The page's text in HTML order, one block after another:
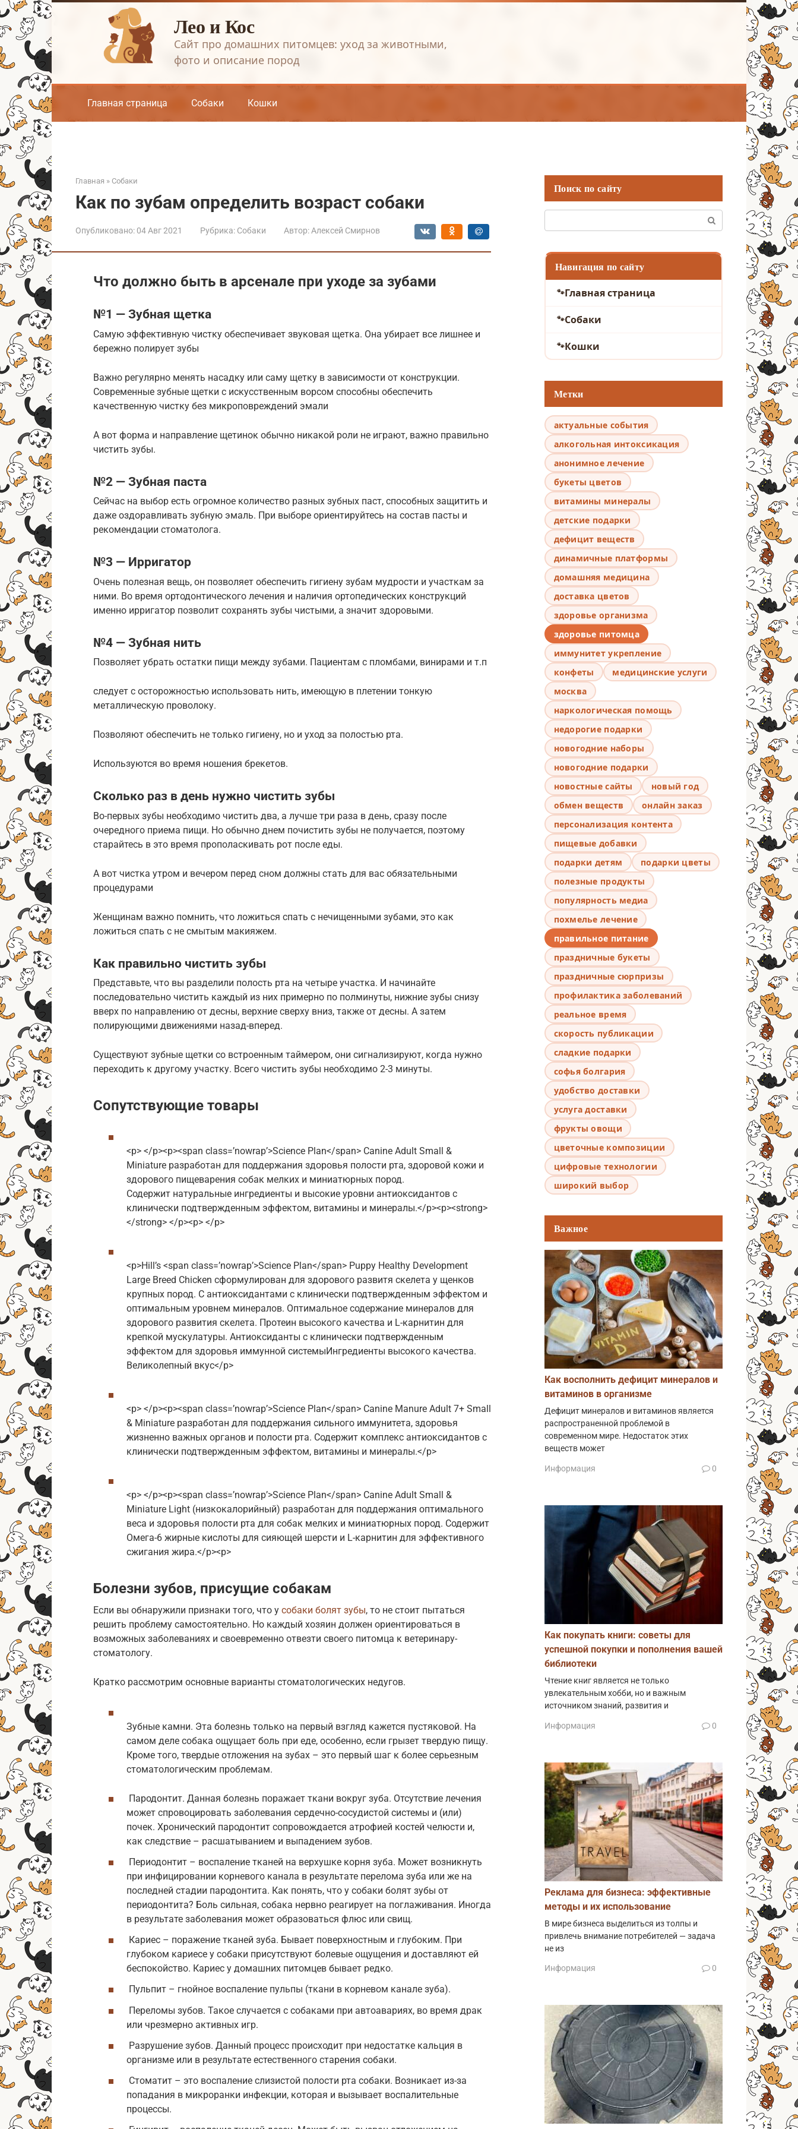
Перейти
к
контенту
Лео и Кос
Сайт про домашних питомцев: уход за животными,
фото и описание пород
Главная страница Собаки Кошки
Главная » Собаки
Как по зубам определить возраст собаки
Опубликовано: 04 Авг 2021 Рубрика: Собаки Автор: Алексей Смирнов
Что должно быть в арсенале при уходе за зубами
№1 — Зубная щетка
Самую эффективную чистку обеспечивает звуковая щетка. Она убирает все лишнее и
бережно полирует зубы
Важно регулярно менять насадку или саму щетку в зависимости от конструкции.
Современные зубные щетки с искусственным ворсом способны обеспечить
качественную чистку без микроповреждений эмали
А вот форма и направление щетинок обычно никакой роли не играют, важно правильно
чистить зубы.
№2 — Зубная паста
Сейчас на выбор есть огромное количество разных зубных паст, способных защитить и
даже оздоравливать зубную эмаль. При выборе ориентируйтесь на состав пасты и
рекомендации стоматолога.
№3 — Ирригатор
Очень полезная вещь, он позволяет обеспечить гигиену зубам мудрости и участкам за
ними. Во время ортодонтического лечения и наличия ортопедических конструкций
именно ирригатор позволит сохранять зубы чистыми, а значит здоровыми.
№4 — Зубная нить
Позволяет убрать остатки пищи между зубами. Пациентам с пломбами, винирами и т.п
следует с осторожностью использовать нить, имеющую в плетении тонкую
металлическую проволоку.
Позволяют обеспечить не только гигиену, но и уход за полостью рта.
Используются во время ношения брекетов.
Сколько раз в день нужно чистить зубы
Во-первых зубы необходимо чистить два, а лучше три раза в день, сразу после
очередного приема пищи. Но обычно днем почистить зубы не получается, поэтому
старайтесь в это время прополаскивать рот после еды.
А вот чистка утром и вечером перед сном должны стать для вас обязательными
процедурами
Женщинам важно помнить, что ложиться спать с нечищенными зубами, это как
ложиться спать с не смытым макияжем.
Как правильно чистить зубы
Представьте, что вы разделили полость рта на четыре участка. И начинайте
последовательно чистить каждый из них примерно по полминуты, нижние зубы снизу
вверх по направлению от десны, верхние сверху вниз, также от десны. А затем
полирующими движениями назад-вперед.
Существуют зубные щетки со встроенным таймером, они сигнализируют, когда нужно
переходить к другому участку. Всего чистить зубы необходимо 2-3 минуты.
Сопутствующие товары
<p> </p><p><span class=’nowrap’>Science Plan</span> Canine Adult Small &
Miniature разработан для поддержания здоровья полости рта, здоровой кожи и
здорового пищеварения собак мелких и миниатюрных пород.
Содержит натуральные ингредиенты и высокие уровни антиоксидантов с
клинически подтвержденным эффектом, витамины и минералы.</p><p><strong>
</strong> </p><p> </p>
<p>Hill’s <span class=’nowrap’>Science Plan</span> Puppy Healthy Development
Large Breed Chicken сформулирован для здорового развитя скелета у щенков
крупных пород. С антиоксидантами с клинически подтвержденным эффектом и
оптимальным уровнем минералов. Оптимальное содержание минералов для
здорового развития скелета. Протеин высокого качества и L-карнитин для
крепкой мускулатуры. Антиоксиданты с клинически подтвержденным
эффектом для здоровья иммунной системыИнгредиенты высокого качества.
Великолепный вкус</p>
<p> </p><p><span class=’nowrap’>Science Plan</span> Canine Manure Adult 7+ Small
& Miniature разработан для поддержания сильного иммунитета, здоровья
жизненно важных органов и полости рта. Содержит комплекс антиоксидантов с
клинически подтвержденным эффектом, витамины и минералы.</p>
<p> </p><p><span class=’nowrap’>Science Plan</span> Canine Adult Small &
Miniature Light (низкокалорийный) разработан для поддержания оптимального
веса и здоровья полости рта для собак мелких и миниатюрных пород. Содержит
Омега-6 жирные кислоты для сияющей шерсти и L-карнитин для эффективного
сжигания жира.</p><p>
Болезни зубов, присущие собакам
Если вы обнаружили признаки того, что у собаки болят зубы, то не стоит пытаться
решить проблему самостоятельно. Но каждый хозяин должен ориентироваться в
возможных заболеваниях и своевременно отвезти своего питомца к ветеринару-
стоматологу.
Кратко рассмотрим основные варианты стоматологических недугов.
Зубные камни. Эта болезнь только на первый взгляд кажется пустяковой. На
самом деле собака ощущает боль при еде, особенно, если грызет твердую пищу.
Кроме того, твердые отложения на зубах – это первый шаг к более серьезным
стоматологическим проблемам.
Пародонтит. Данная болезнь поражает ткани вокруг зуба. Отсутствие лечения
может спровоцировать заболевания сердечно-сосудистой системы и (или)
почек. Хронический пародонтит сопровождается атрофией костей челюсти и,
как следствие – расшатыванием и выпадением зубов.
Периодонтит – воспаление тканей на верхушке корня зуба. Может возникнуть
при инфицировании корневого канала в результате перелома зуба или же на
последней стадии пародонтита. Как понять, что у собаки болят зубы от
периодонтита? Боль сильная, собака нервно реагирует на поглаживания. Иногда
в результате заболевания может образоваться флюс или свищ.
Кариес – поражение тканей зуба. Бывает поверхностным и глубоким. При
глубоком кариесе у собаки присутствуют болевые ощущения и доставляют ей
беспокойство. Кариес у домашних питомцев бывает редко.
Пульпит – гнойное воспаление пульпы (ткани в корневом канале зуба).
Переломы зубов. Такое случается с собаками при автоавариях, во время драк
или чрезмерно активных игр.
Разрушение зубов. Данный процесс происходит при недостатке кальция в
организме или в результате естественного старения собаки.
Стоматит – это воспаление слизистой полости рта собаки. Возникает из-за
попадания в микроранки инфекции, которая и вызывает воспалительные
процессы.
Поиск по сайту
Навигация по сайту
Главная страница
Собаки
Кошки
Метки
актуальные события
алкогольная интоксикация
анонимное лечение
букеты цветов
витамины минералы
детские подарки
дефицит веществ
динамичные платформы
домашняя медицина
доставка цветов
здоровье организма
здоровье питомца
иммунитет укрепление
конфеты
медицинские услуги
москва
наркологическая помощь
недорогие подарки
новогодние наборы
новогодние подарки
новостные сайты
новый год
обмен веществ
онлайн заказ
персонализация контента
пищевые добавки
подарки детям
подарки цветы
полезные продукты
популярность медиа
похмелье лечение
правильное питание
праздничные букеты
праздничные сюрпризы
профилактика заболеваний
реальное время
скорость публикации
сладкие подарки
софья болгария
удобство доставки
услуга доставки
фрукты овощи
цветочные композиции
цифровые технологии
широкий выбор
Важное
Как восполнить дефицит минералов и
витаминов в организме
Дефицит минералов и витаминов является
распространенной проблемой в
современном мире. Недостаток этих
веществ может
Информация 0
Как покупать книги: советы для
успешной покупки и пополнения вашей
библиотеки
Чтение книг является не только
увлекательным хобби, но и важным
источником знаний, развития и
Информация 0
Реклама для бизнеса: эффективные
методы и их использование
В мире бизнеса выделиться из толпы и
привлечь внимание потребителей — задача
не из
Информация 0